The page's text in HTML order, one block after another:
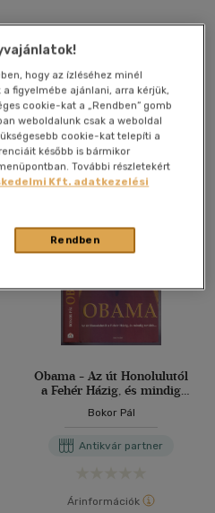
Obama - Az út Honolulutól
a Fehér Házig, és mindig
Bokor Pál
Antikvár partner
Árinformációk
hogy az ízléséhez minél
figyelmébe ajánlani, arra kérjük,
cookie-kat a „Rendben” gomb
weboldalunk csak a weboldal
cookie-kat telepíti a
később is bármikor
További részletekért
Kft. adatkezelési
Rendben